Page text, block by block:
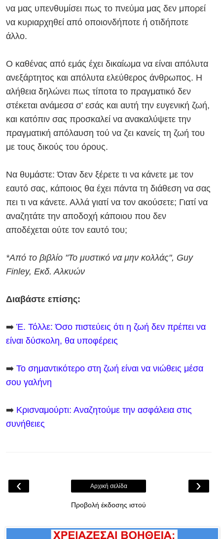
να μας υπενθυμίσει πως το πνεύμα μας δεν μπορεί
να κυριαρχηθεί από οποιονδήποτε ή οτιδήποτε
άλλο.
Ο καθένας από εμάς έχει δικαίωμα να είναι απόλυτα
ανεξάρτητος και απόλυτα ελεύθερος άνθρωπος. Η
αλήθεια δηλώνει πως τίποτα το πραγματικό δεν
στέκεται ανάμεσα σ' εσάς και αυτή την ευγενική ζωή,
και κατόπιν σας προσκαλεί να ανακαλύψετε την
πραγματική απόλαυση τού να ζει κανείς τη ζωή του
με τους δικούς του όρους.
Να θυμάστε: Όταν δεν ξέρετε τι να κάνετε με τον
εαυτό σας, κάποιος θα έχει πάντα τη διάθεση να σας
πει τι να κάνετε. Αλλά γιατί να τον ακούσετε; Γιατί να
αναζητάτε την αποδοχή κάποιου που δεν
αποδέχεται ούτε τον εαυτό του;
*Από το βιβλίο "Το μυστικό να μην κολλάς", Guy
Finley, Εκδ. Αλκυών
Διαβάστε επίσης:
➡️ Έ. Τόλλε: Όσο πιστεύεις ότι η ζωή δεν πρέπει να
είναι δύσκολη, θα υποφέρεις
➡️ Το σημαντικότερο στη ζωή είναι να νιώθεις μέσα
σου γαλήνη
➡️ Κρισναμούρτι: Αναζητούμε την ασφάλεια στις
συνήθειες
‹ ›
Αρχική σελίδα
Προβολή έκδοσης ιστού